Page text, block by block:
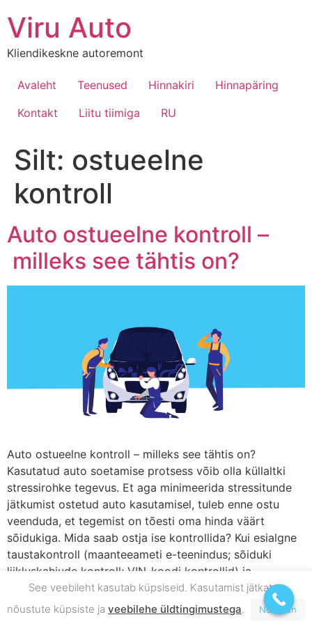
Viru Auto
Kliendikeskne autoremont
Avaleht Teenused Hinnakiri
Hinnapäring
Kontakt
Liitu tiimiga RU
Silt: ostueelne
kontroll
Auto ostueelne kontroll –
milleks see tähtis on?
Auto ostueelne kontroll – milleks see tähtis on?
Kasutatud auto soetamise protsess võib olla küllaltki
stressirohke tegevus. Et aga minimeerida stressitunde
jätkumist ostetud auto kasutamisel, tuleb enne ostu
veenduda, et tegemist on tõesti oma hinda väärt
sõidukiga. Mida saab ostja ise kontrollida? Kui esialgne
taustakontroll (maanteeameti e-teenindus; sõiduki
liikluskahjude kontroll; VIN-koodi kontrollid) ja
proovisõit tehtud ning […]
See veebileht kasutab küpsiseid. Kasutamist jätkates
nõustute küpsiste ja veebilehe üldtingimustega. Nõustun